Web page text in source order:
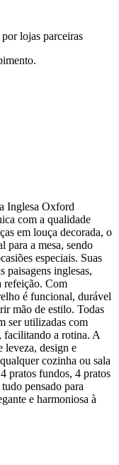
lojas parceiras
Inglesa Oxford
com a qualidade
em louça decorada, o
para a mesa, sendo
especiais. Suas
paisagens inglesas,
refeição. Com
é funcional, durável
mão de estilo. Todas
ser utilizadas com
facilitando a rotina. A
leveza, design e
cozinha ou sala
pratos fundos, 4 pratos
pensado para
e harmoniosa à